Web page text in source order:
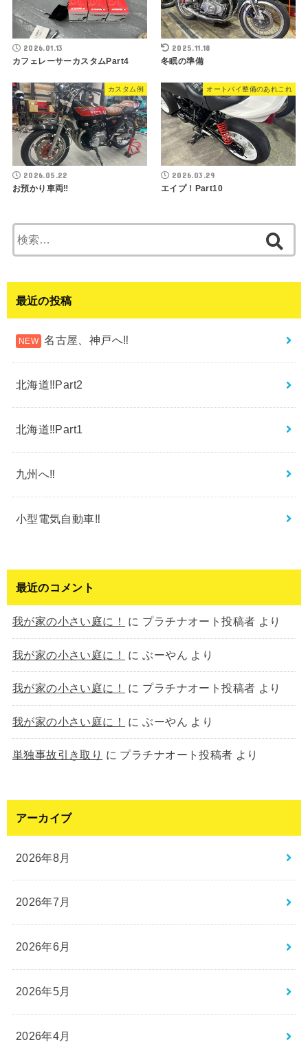
2026.01.13
カフェレーサーカスタムPart4
2025.11.18
冬眠の準備
カスタム例
2026.05.22
お預かり車両‼︎
オートバイ整備のあれこれ
2026.03.29
エイプ！Part10
索:
最近の投稿
名古屋、神戸へ‼︎
北海道‼︎Part2
北海道‼︎Part1
九州へ‼︎
小型電気自動車‼︎
最近のコメント
我が家の小さい庭に！ に プラチナオート投稿者 より
我が家の小さい庭に！ にぶーやん より
我が家の小さい庭に！ に プラチナオート投稿者 より
我が家の小さい庭に！ にぶーやん より
単独事故引き取り に プラチナオート投稿者 より
アーカイブ
2026年8月
2026年7月
2026年6月
2026年5月
2026年4月